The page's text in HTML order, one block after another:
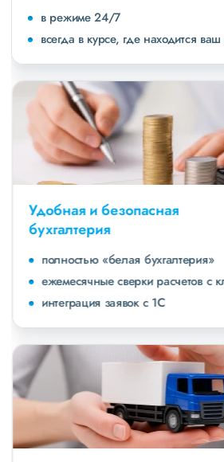
в режиме 24/7
всегда в курсе, где находится ваш
Удобная и безопасная
бухгалтерия
полностью «белая бухгалтерия»
ежемесячные сверки расчетов с
интеграция заявок с 1С